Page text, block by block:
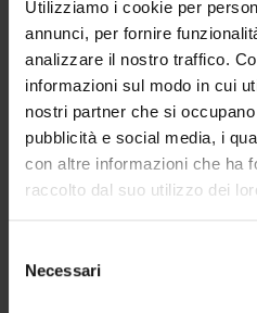
Utilizziamo i cookie per
annunci, per fornire
analizzare il nostro traffico.
informazioni sul modo in cui
nostri partner che si
pubblicità e social media, i
con altre informazioni che ha
raccolto dal suo utilizzo dei
delNecessari
per la gestione
nominativi, cessazioni),
Commerciale scrivendo a
per ricevere assistenza
e apri un ticket in Area